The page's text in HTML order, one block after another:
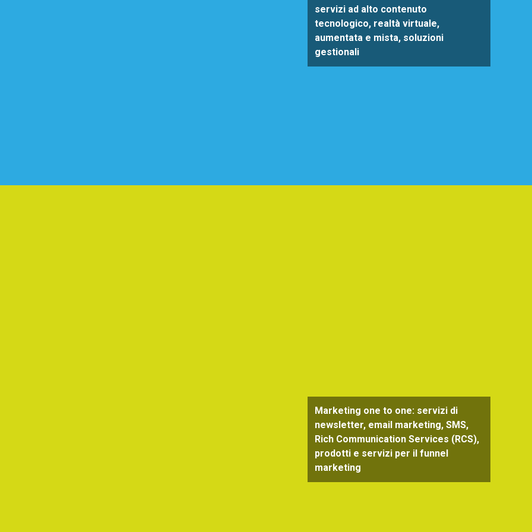
servizi ad alto contenuto
tecnologico, realtà virtuale,
aumentata e mista, soluzioni
gestionali
Marketing one to one: servizi di
newsletter, email marketing, SMS,
Rich Communication Services (RCS),
prodotti e servizi per il funnel
marketing